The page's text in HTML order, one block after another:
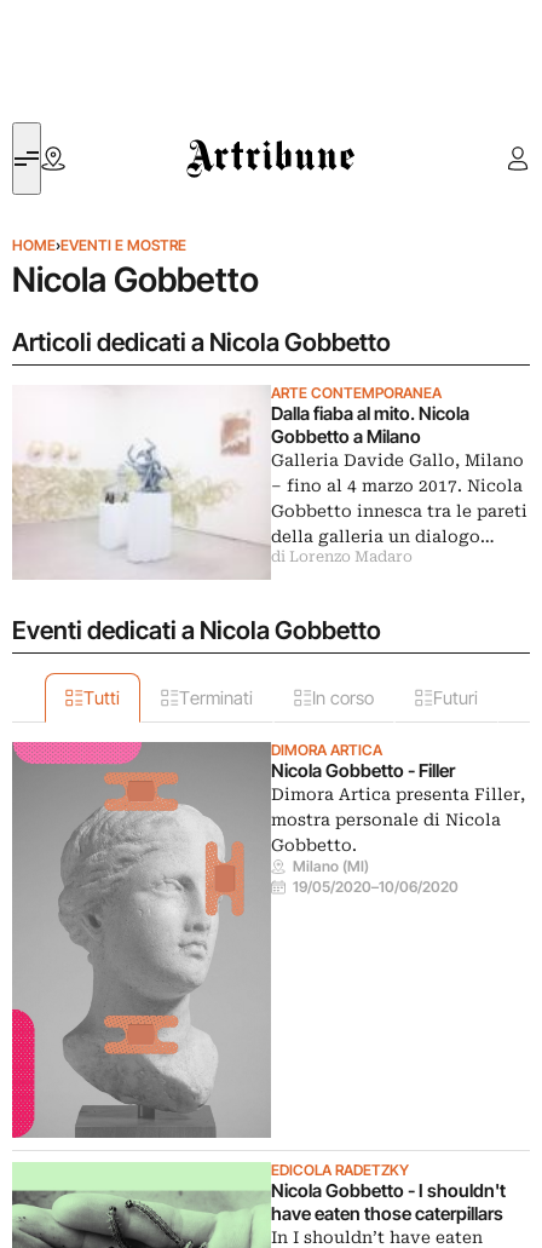
Artribune
HOME›EVENTI E MOSTRE
Nicola Gobbetto
Articoli dedicati a Nicola Gobbetto
ARTE CONTEMPORANEA
Dalla fiaba al mito. Nicola
Gobbetto a Milano
Galleria Davide Gallo, Milano
– fino al 4 marzo 2017. Nicola
Gobbetto innesca tra le pareti
della galleria un dialogo…
di Lorenzo Madaro
Eventi dedicati a Nicola Gobbetto
Tutti Terminati In corso Futuri
DIMORA ARTICA
Nicola Gobbetto - Filler
Dimora Artica presenta Filler,
mostra personale di Nicola
Gobbetto.
Milano (MI)
19/05/2020–10/06/2020
EDICOLA RADETZKY
Nicola Gobbetto - I shouldn't
have eaten those caterpillars
In I shouldn’t have eaten